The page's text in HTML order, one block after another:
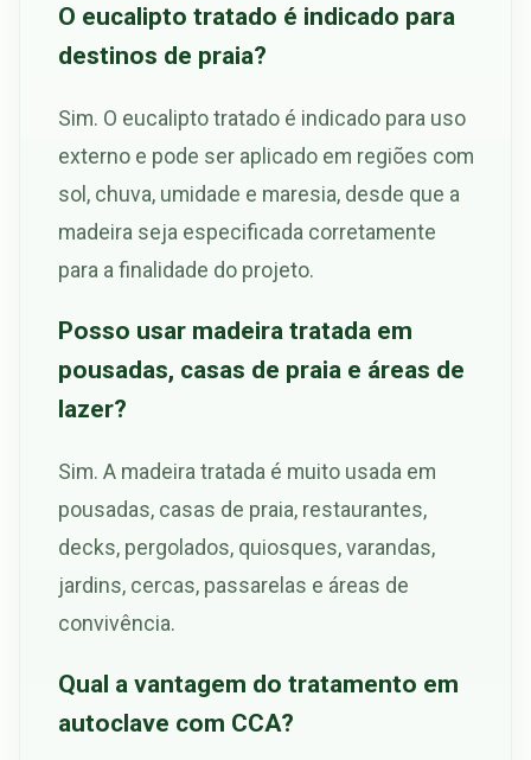
O eucalipto tratado é indicado para
destinos de praia?
Sim. O eucalipto tratado é indicado para uso
externo e pode ser aplicado em regiões com
sol, chuva, umidade e maresia, desde que a
madeira seja especificada corretamente
para a finalidade do projeto.
Posso usar madeira tratada em
pousadas, casas de praia e áreas de
lazer?
Sim. A madeira tratada é muito usada em
pousadas, casas de praia, restaurantes,
decks, pergolados, quiosques, varandas,
jardins, cercas, passarelas e áreas de
convivência.
Qual a vantagem do tratamento em
autoclave com CCA?